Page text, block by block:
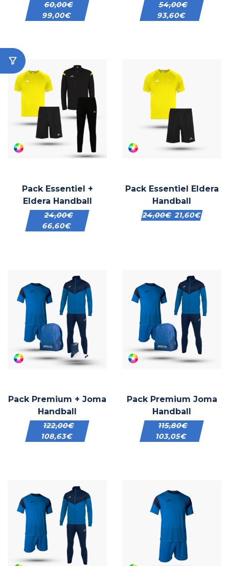
60,00€
99,00€
54,00€
93,60€
Pack Essentiel +
Eldera Handball
24,00€
66,60€
Pack Essentiel Eldera
Handball
24,00€ 21,60€
Pack Premium + Joma
Handball
122,00€
108,63€
Pack Premium Joma
Handball
115,80€
103,05€